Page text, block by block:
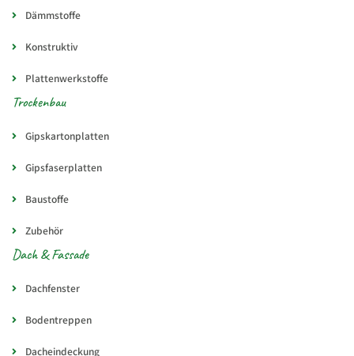
Dämmstoffe
Konstruktiv
Plattenwerkstoffe
Trockenbau
Gipskartonplatten
Gipsfaserplatten
Baustoffe
Zubehör
Dach & Fassade
Dachfenster
Bodentreppen
Dacheindeckung